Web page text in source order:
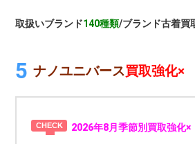
取扱いブランド140種類/ブランド古着
ナノユニバース買取強化×
2026年8月季節別買取強化×